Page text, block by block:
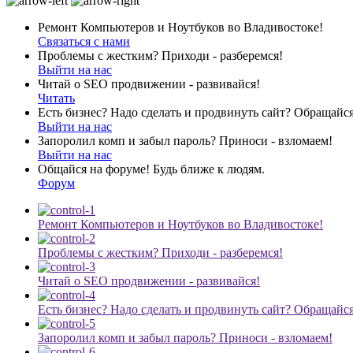
Ремонт Компьютеров и Ноутбуков во Владивостоке!
Связаться с нами
Проблемы с жестким? Приходи - разберемся!
Выйти на нас
Читай о SEO продвижении - развивайся!
Читать
Есть бизнес? Надо сделать и продвинуть сайт?
Выйти на нас
Запоролил комп и забыл пароль? Приноси - взломаем!
Выйти на нас
Общайся на форуме! Будь ближе к людям.
Форум
Ремонт Компьютеров и Ноутбуков во Владивостоке!
Проблемы с жестким? Приходи - разберемся!
Читай о SEO продвижении - развивайся!
Есть бизнес? Надо сделать и продвинуть сайт?
Запоролил комп и забыл пароль? Приноси - взломаем!